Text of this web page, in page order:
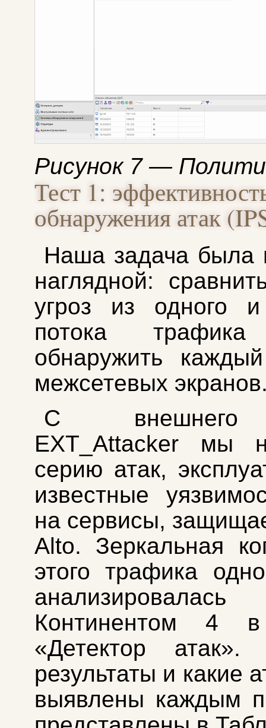
Рисунок 7 —
Тест 1:
обнаружения атак
Наша задача была
наглядной:
угроз из одного
потока
обнаружить
межсетевых
С внешнего
EXT_Attacker мы
серию атак,
известные
на сервисы,
Alto. Зеркальная
этого трафика
анализировалась
Континентом 4
«Детектор атак».
результаты и какие
выявлены каждым